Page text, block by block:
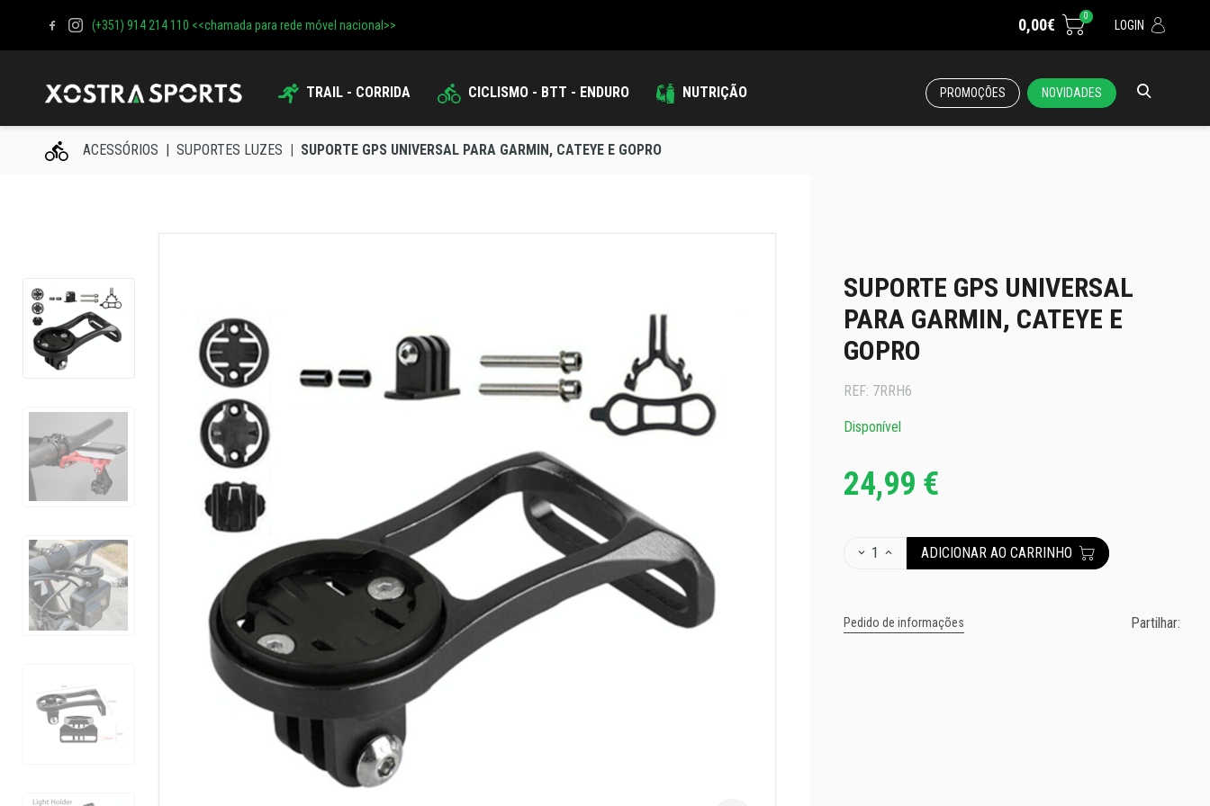
(+351) 914 214 110 <<chamada para rede móvel nacional>> 0,00€ 0
LOGIN
TRAIL - CORRIDA CICLISMO - BTT - ENDURO NUTRIÇÃO PROMOÇÕES NOVIDADES
ACESSÓRIOS SUPORTES LUZES SUPORTE GPS UNIVERSAL PARA GARMIN, CATEYE E GOPRO
SUPORTE GPS UNIVERSAL
PARA GARMIN, CATEYE E
GOPRO
REF: 7RRH6
Disponível
24,99 €
1 ADICIONAR AO CARRINHO
Pedido de informações Partilhar: